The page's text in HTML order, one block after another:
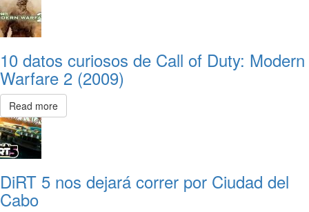
10 datos curiosos de Call of Duty: Modern
Warfare 2 (2009)
Read more
DiRT 5 nos dejará correr por Ciudad del
Cabo